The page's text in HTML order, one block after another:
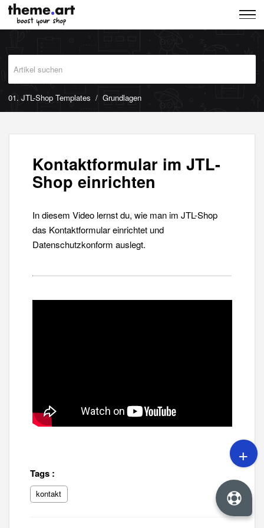
01. JTL-Shop Templates Grundlagen
Kontaktformular im JTL-
Shop einrichten
In diesem Video lernst du, wie man im JTL-Shop
das Kontaktformular einrichtet und
Datenschutzkonform auslegt.
Tags :
kontakt